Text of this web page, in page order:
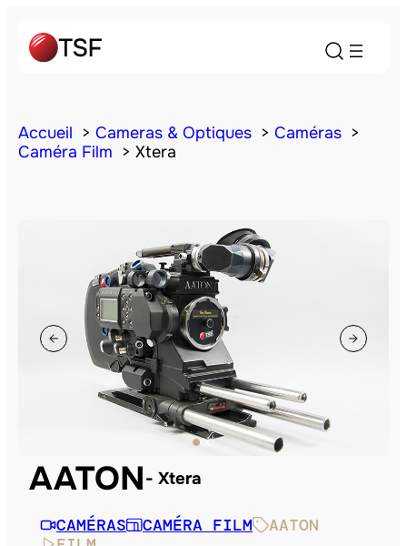
Accueil Cameras & Optiques
Caméras
Caméra Film
Xtera
AATON Xtera
CAMÉRAS CAMÉRA FILM
AATON